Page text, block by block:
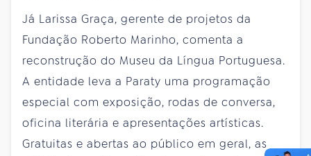
Já Larissa Graça, gerente de projetos da
Fundação Roberto Marinho, comenta a
reconstrução do Museu da Língua Portuguesa.
A entidade leva a Paraty uma programação
especial com exposição, rodas de conversa,
oficina literária e apresentações artísticas.
Gratuitas e abertas ao público em geral, as